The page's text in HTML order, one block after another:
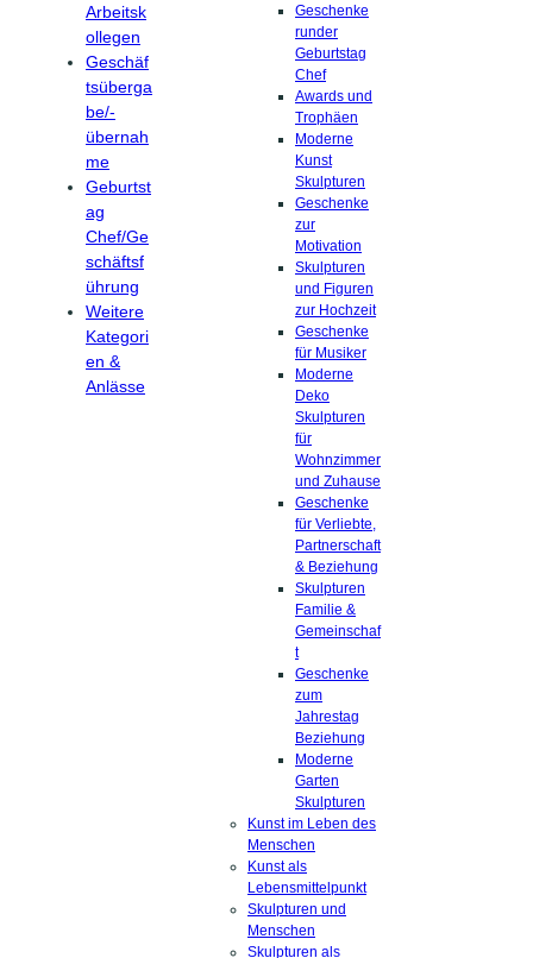
Arbeitsk
ollegen
Geschäf
tsüberga
be/-
übernah
me
Geburtst
ag
Chef/Ge
schäftsf
ührung
Weitere
Kategori
en &
Anlässe
Geschenke
runder
Geburtstag
Chef
Awards und
Trophäen
Moderne
Kunst
Skulpturen
Geschenke
zur
Motivation
Skulpturen
und Figuren
zur Hochzeit
Geschenke
für Musiker
Moderne
Deko
Skulpturen
für
Wohnzimmer
und Zuhause
Geschenke
für Verliebte,
Partnerschaft
& Beziehung
Skulpturen
Familie &
Gemeinschaf
t
Geschenke
zum
Jahrestag
Beziehung
Moderne
Garten
Skulpturen
Kunst im Leben des
Menschen
Kunst als
Lebensmittelpunkt
Skulpturen und
Menschen
Skulpturen als